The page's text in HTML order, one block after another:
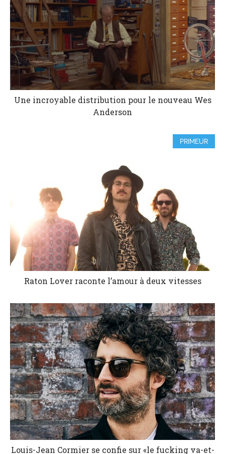
Une incroyable distribution pour le nouveau Wes
Anderson
PRIMEUR
Raton Lover raconte l’amour à deux vitesses
Louis-Jean Cormier se confie sur «le fucking va-et-